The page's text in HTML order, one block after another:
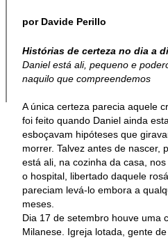
por Davide Perillo
Histórias de certeza no dia a
Daniel está ali, pequeno e
naquilo que compreendemos
A única certeza parecia aquele
foi feito quando Daniel ainda
esboçavam hipóteses que
morrer. Talvez antes de nascer,
está ali, na cozinha da casa,
o hospital, libertado daquele
pareciam levá-lo embora a
meses.
Dia 17 de setembro houve uma
Milanese. Igreja lotada, gente